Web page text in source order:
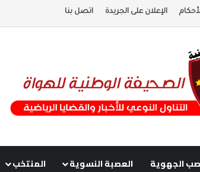
الإعلان على الجريدة اتصل بنا
الجهوية العصبة النسوية المنتخب